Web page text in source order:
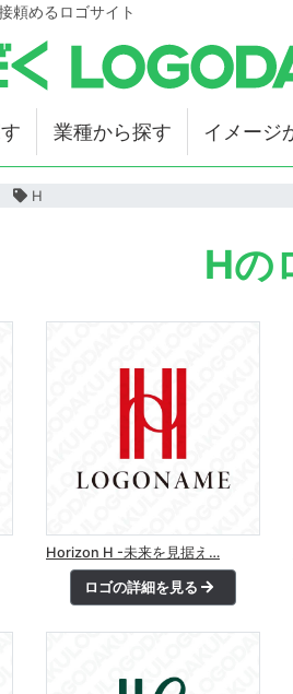
頼めるロゴサイト
業種から探す イメージ
H
Hの
Horizon H -未来を見据え…
ロゴの詳細を見る